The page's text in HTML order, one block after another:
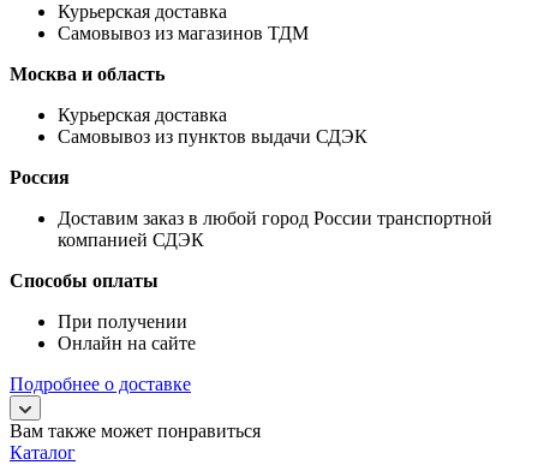
Курьерская доставка
Самовывоз из магазинов ТДМ
Москва и область
Курьерская доставка
Самовывоз из пунктов выдачи СДЭК
Россия
Доставим заказ в любой город России транспортной
компанией СДЭК
Способы оплаты
При получении
Онлайн на сайте
Подробнее о доставке
Вам также может понравиться
Каталог